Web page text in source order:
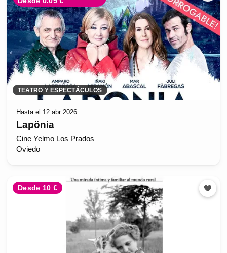
TEATRO Y ESPECTÁCULOS
Hasta el 12 abr 2026
Lapönia
Cine Yelmo Los Prados
Oviedo
Desde 10 €